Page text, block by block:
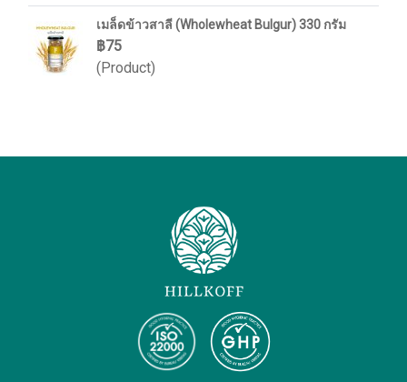
เมล็ดข้าวสาลี (Wholewheat Bulgur) 330 กรัม
฿75
(Product)